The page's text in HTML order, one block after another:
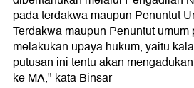
pada terdakwa maupun Penuntut
Terdakwa maupun Penuntut
melakukan upaya hukum, yaitu
putusan ini tentu akan
ke MA," kata Binsar